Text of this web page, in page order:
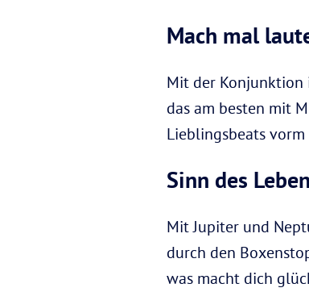
Mach mal
Mit der Konjunktion
das am besten mit
Lieblingsbeats
Sinn des
Mit Jupiter und
durch den
was macht dich